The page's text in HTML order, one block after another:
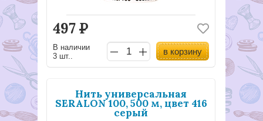
497Р
В наличии
3 шт..
в корзину
Нить универсальная
SERALON 100, 500 м, цвет 416
серый